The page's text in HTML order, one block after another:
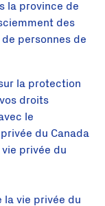
la province de
des
personnes de
la protection
droits
le
du Canada
privée du
la vie privée du